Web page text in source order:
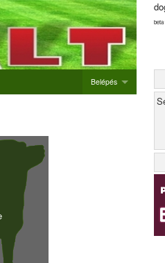
beta
Belépés
Új rendezvény